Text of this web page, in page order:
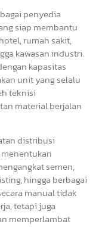
penyedia
siap membantu
rumah sakit,
kawasan industri.
kapasitas
unit yang selalu
teknisi
material berjalan
distribusi
semen,
hingga berbagai
manual tidak
tetapi juga
memperlambat